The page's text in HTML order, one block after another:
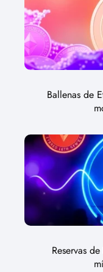
Ballenas de
Reservas